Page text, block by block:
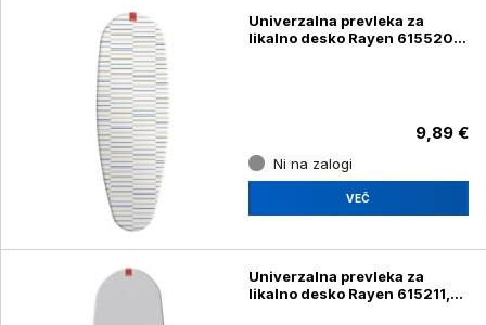
Univerzalna prevleka za
likalno desko Rayen 615520,
9,89 €
Ni na zalogi
VEČ
Univerzalna prevleka za
likalno desko Rayen 615211,